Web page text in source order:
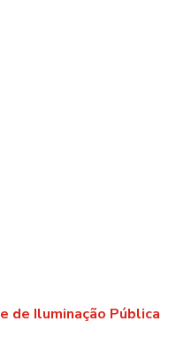
de Iluminação Pública